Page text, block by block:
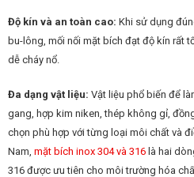
Độ kín và an toàn cao: Khi sử dụng
bu-lông, mối nối mặt bích đạt độ kín rất
dễ cháy nổ.
Đa dạng vật liệu: Vật liệu phổ biến để
gang, hợp kim niken, thép không gỉ,
chọn phù hợp với từng loại môi chất và
Nam, mặt bích inox 304 và 316 là hai
316 được ưu tiên cho môi trường hóa